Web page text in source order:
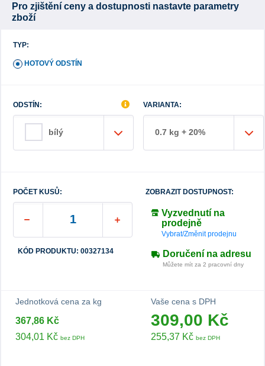
Pro zjištění ceny a dostupnosti nastavte parametry
zboží
TYP:
HOTOVÝ ODSTÍN
ODSTÍN:
bílý
VARIANTA:
0.7 kg + 20%
POČET KUSŮ:
KÓD PRODUKTU: 00327134
ZOBRAZIT DOSTUPNOST:
Vyzvednutí na
prodejně
Vybrat/Změnit prodejnu
Doručení na adresu
Můžete mít za 2 pracovní dny
Jednotková cena za kg
367,86 Kč
304,01 Kč bez DPH
Vaše cena s DPH
309,00 Kč
255,37 Kč bez DPH